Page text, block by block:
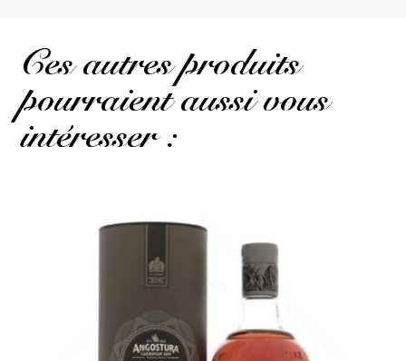
Ces autres produits
pourraient aussi vous
intéresser :